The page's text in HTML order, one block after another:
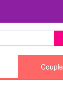
Couple